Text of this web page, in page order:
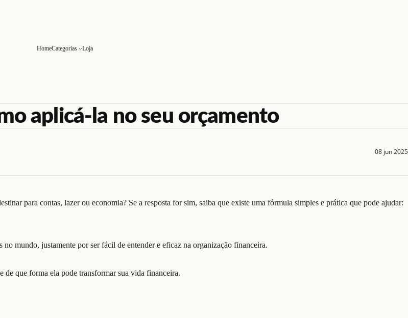
HomeCategorias Loja
aplicá-la no seu orçamento
08 jun 2025
para contas, lazer ou economia? Se a resposta for sim, saiba que existe uma fórmula simples e prática que pode ajudar:
mundo, justamente por ser fácil de entender e eficaz na organização financeira.
e de que forma ela pode transformar sua vida financeira.